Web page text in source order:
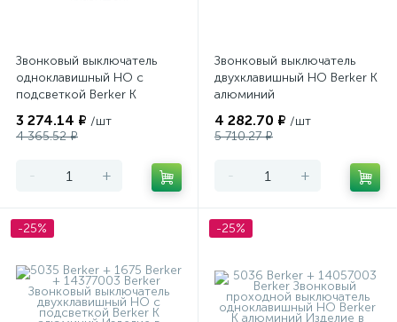
Звонковый выключатель
одноклавишный НО с
подсветкой Berker K
3 274.14 ₽ /шт
4 365.52 ₽
- +
Звонковый выключатель
двухклавишный НО Berker K
алюминий
4 282.70 ₽ /шт
5 710.27 ₽
- +
-25% -25%